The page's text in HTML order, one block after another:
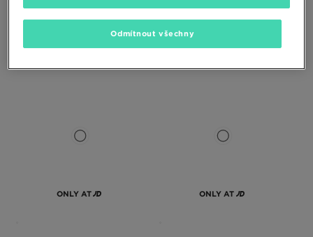
NIKE AIR MAX MOTO 2K NIKE AIR MAX MOTO 2K
ONLY AT ONLY AT
Odmítnout všechny